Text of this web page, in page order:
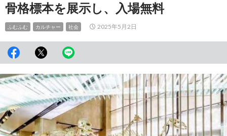
骨格標本を展示し、入場無料
ふむふむ カルチャー 社会 2025年5月2日